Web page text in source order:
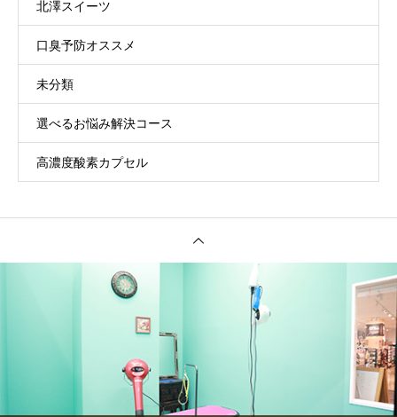
北澤スイーツ
口臭予防オススメ
未分類
選べるお悩み解決コース
高濃度酸素カプセル